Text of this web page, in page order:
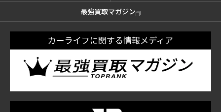
最強買取マガジン